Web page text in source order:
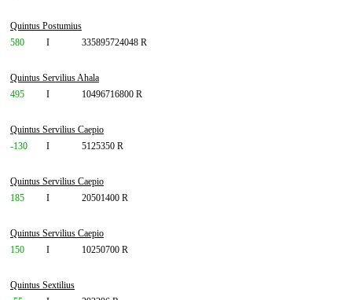
Quintus Postumius
580
I 335895724048 R
Quintus Servilius Ahala
495
I 10496716800 R
Quintus Servilius Caepio
-130
I 5125350 R
Quintus Servilius Caepio
185
I 20501400 R
Quintus Servilius Caepio
150
I 10250700 R
Quintus Sextilius